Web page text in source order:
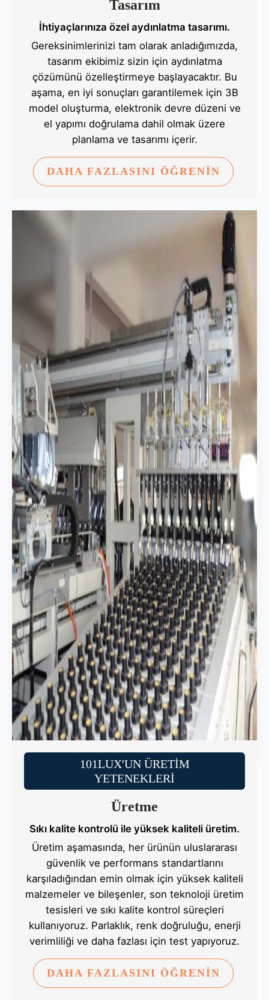
Tasarım
İhtiyaçlarınıza özel aydınlatma tasarımı.
Gereksinimlerinizi tam olarak anladığımızda,
tasarım ekibimiz sizin için aydınlatma
çözümünü özelleştirmeye başlayacaktır. Bu
aşama, en iyi sonuçları garantilemek için 3B
model oluşturma, elektronik devre düzeni ve
el yapımı doğrulama dahil olmak üzere
planlama ve tasarımı içerir.
DAHA FAZLASINI ÖĞRENİN
101LUX'UN ÜRETIM
YETENEKLERI
Üretme
Sıkı kalite kontrolü ile yüksek kaliteli üretim.
Üretim aşamasında, her ürünün uluslararası
güvenlik ve performans standartlarını
karşıladığından emin olmak için yüksek kaliteli
malzemeler ve bileşenler, son teknoloji üretim
tesisleri ve sıkı kalite kontrol süreçleri
kullanıyoruz. Parlaklık, renk doğruluğu, enerji
verimliliği ve daha fazlası için test yapıyoruz.
DAHA FAZLASINI ÖĞRENİN